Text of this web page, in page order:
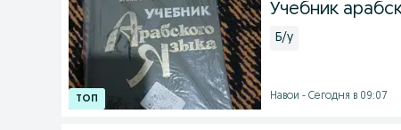
Учебник
Б/у
Навои - Сегодня в 09:07